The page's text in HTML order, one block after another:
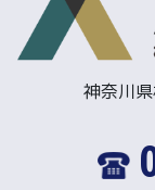
神奈川